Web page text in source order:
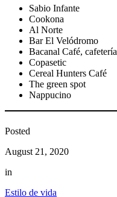
Sabio Infante
Cookona
Al Norte
Bar El Velódromo
Bacanal Café, cafetería
Copasetic
Cereal Hunters Café
The green spot
Nappucino
Posted
August 21, 2020
in
Estilo de vida